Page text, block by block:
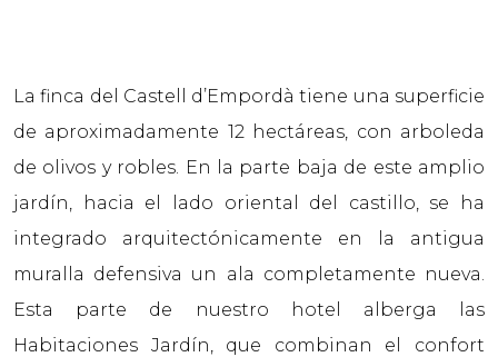
La finca del Castell d’Empordà tiene una superficie
de aproximadamente 12 hectáreas, con arboleda
de olivos y robles. En la parte baja de este amplio
jardín, hacia el lado oriental del castillo, se ha
integrado arquitectónicamente en la antigua
muralla defensiva un ala completamente nueva.
Esta parte de nuestro hotel alberga las
Habitaciones Jardín, que combinan el confort